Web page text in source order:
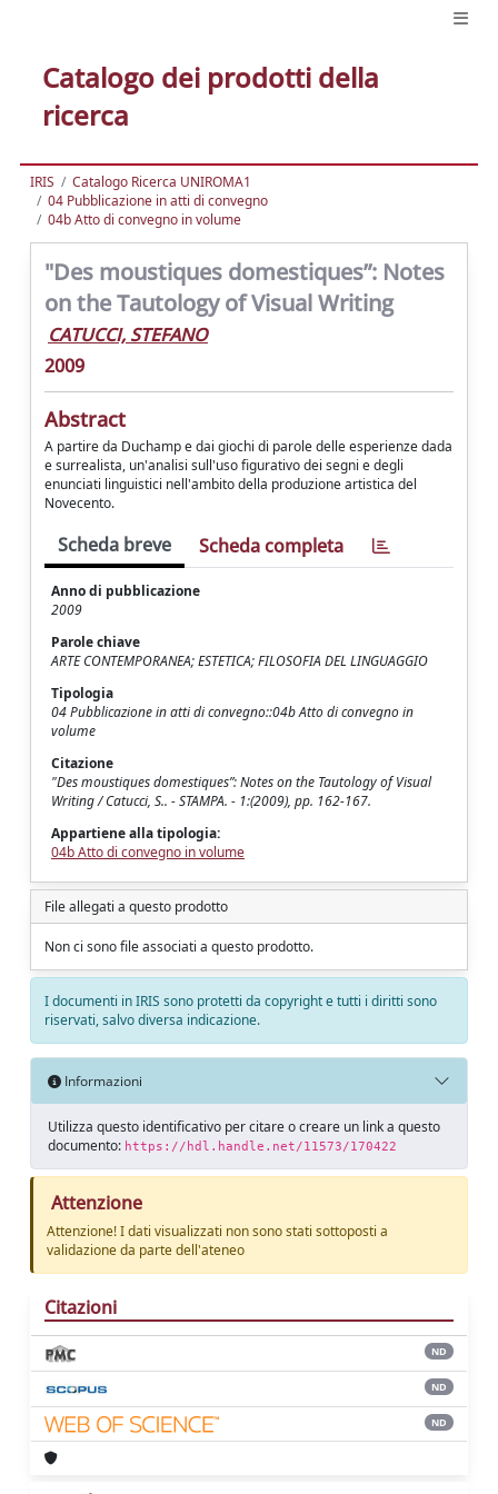
Catalogo dei prodotti della
ricerca
IRIS
Catalogo Ricerca UNIROMA1
04 Pubblicazione in atti di convegno
04b Atto di convegno in volume
"Des moustiques domestiques”: Notes
on the Tautology of Visual Writing
CATUCCI, STEFANO
2009
Abstract
A partire da Duchamp e dai giochi di parole delle esperienze dada
e surrealista, un'analisi sull'uso figurativo dei segni e degli
enunciati linguistici nell'ambito della produzione artistica del
Novecento.
Scheda breve Scheda completa
Anno di pubblicazione
2009
Parole chiave
ARTE CONTEMPORANEA; ESTETICA; FILOSOFIA DEL LINGUAGGIO
Tipologia
04 Pubblicazione in atti di convegno::04b Atto di convegno in
volume
Citazione
"Des moustiques domestiques”: Notes on the Tautology of Visual
Writing / Catucci, S.. - STAMPA. - 1:(2009), pp. 162-167.
Appartiene alla tipologia:
04b Atto di convegno in volume
File allegati a questo prodotto
Non ci sono file associati a questo prodotto.
I documenti in IRIS sono protetti da copyright e tutti i diritti sono
riservati, salvo diversa indicazione.
Informazioni
Utilizza questo identificativo per citare o creare un link a questo
documento: https://hdl.handle.net/11573/170422
Attenzione
Attenzione! I dati visualizzati non sono stati sottoposti a
validazione da parte dell'ateneo
Citazioni
ND
ND
ND